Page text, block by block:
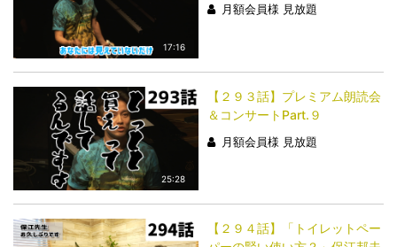
17:16
月額会員様 見放題
25:28
【２９３話】プレミアム朗読会
＆コンサートPart.９
月額会員様 見放題
【２９４話】「トイレットペー